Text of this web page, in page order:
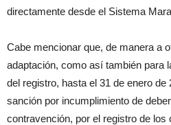
directamente desde el Sistema
Cabe mencionar que, de manera a
adaptación, como así también para
del registro, hasta el 31 de enero de
sanción por incumplimiento de
contravención, por el registro de los